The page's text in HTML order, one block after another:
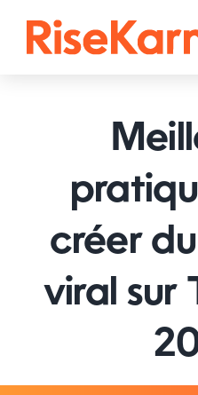
Twitter (𝕏)
Autres
créer
viral sur